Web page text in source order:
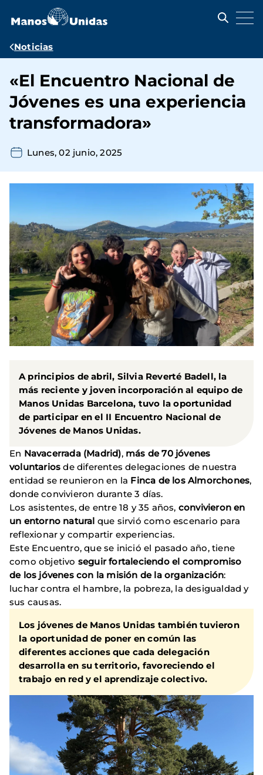
contenido
Ruta
navegación
Noticias
«El Encuentro Nacional de
Jóvenes es una experiencia
transformadora»
Lunes, 02 junio, 2025
A principios de abril, Silvia Reverté Badell, la
más reciente y joven incorporación al equipo de
Manos Unidas Barcelona, ​​tuvo la oportunidad
de participar en el II Encuentro Nacional de
Jóvenes de Manos Unidas.
En Navacerrada (Madrid), más de 70 jóvenes
voluntarios de diferentes delegaciones de nuestra
entidad se reunieron en la Finca de los Almorchones,
donde convivieron durante 3 días.
Los asistentes, de entre 18 y 35 años, convivieron en
un entorno natural que sirvió como escenario para
reflexionar y compartir experiencias.
Este Encuentro, que se inició el pasado año, tiene
como objetivo seguir fortaleciendo el compromiso
de los jóvenes con la misión de la organización:
luchar contra el hambre, la pobreza, la desigualdad y
sus causas.
Los jóvenes de Manos Unidas también tuvieron
la oportunidad de poner en común las
diferentes acciones que cada delegación
desarrolla en su territorio, favoreciendo el
trabajo en red y el aprendizaje colectivo.